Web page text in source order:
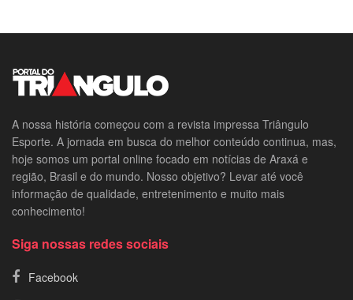
A nossa história começou com a revista impressa Triângulo
Esporte. A jornada em busca do melhor conteúdo continua, mas,
hoje somos um portal online focado em notícias de Araxá e
região, Brasil e do mundo. Nosso objetivo? Levar até você
informação de qualidade, entretenimento e muito mais
conhecimento!
Siga nossas redes sociais
Facebook